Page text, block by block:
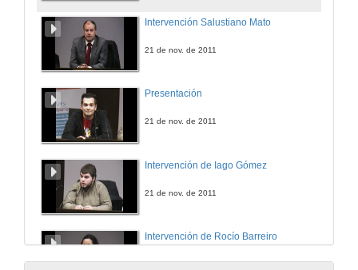
Intervención Salustiano Mato
21 de nov. de 2011
Presentación
21 de nov. de 2011
Intervención de Iago Gómez
21 de nov. de 2011
Intervención de Rocío Barreiro
21 de nov. de 2011